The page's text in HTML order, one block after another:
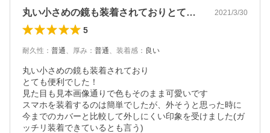
丸い小さめの鏡も装着されておりとても便… 2021/3/30
5
耐久性 ： 普通、 厚み ： 普通、 装着感 ： 良い
丸い小さめの鏡も装着されており
とても便利でした！
見た目も見本画像通りで色もそのまま可愛いです
スマホを装着するのは簡単でしたが、外そうと思った時に
今までのカバーと比較して外しにくい印象を受けました(ガ
ッチリ装着できているとも言う)